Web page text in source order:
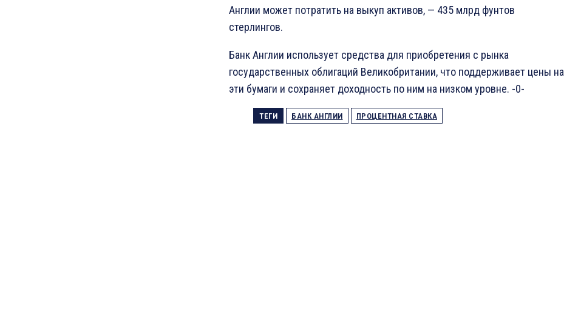
Англии может потратить на выкуп активов, — 435 млрд фунтов
стерлингов.
Банк Англии использует средства для приобретения с рынка
государственных облигаций Великобритании, что поддерживает цены на
эти бумаги и сохраняет доходность по ним на низком уровне. -0-
ТЕГИ БАНК АНГЛИИ ПРОЦЕНТНАЯ СТАВКА